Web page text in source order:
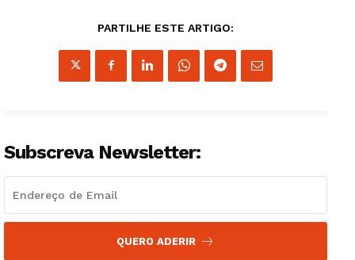
PARTILHE ESTE ARTIGO:
Subscreva Newsletter:
QUERO ADERIR